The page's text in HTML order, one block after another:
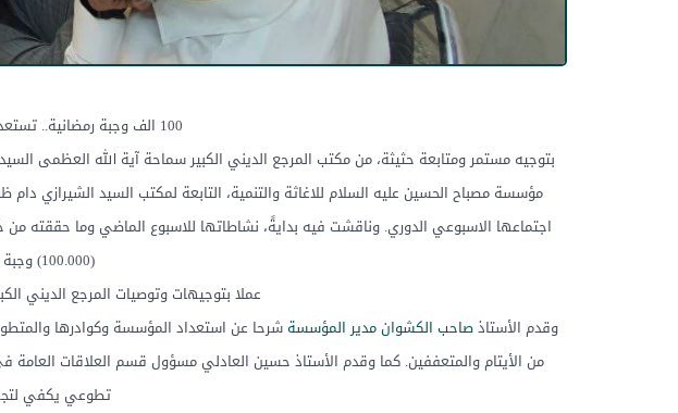
100 الف وجبة رمضانية.. تستعد لتجهيزها
بتوجيه مستمر ومتابعة حثيثة، من مكتب المرجع الديني الكبير سماحة آية الله العظمى
مؤسسة مصباح الحسين عليه السلام للاغاثة والتنمية، التابعة لمكتب السيد
اجتماعها الاسبوعي الدوري. وناقشت فيه بدايةً، نشاطاتها للاسبوع الماضي وما
(100.000) وجبة رمضانية، في رمضان العظيم هذا.
عملا بتوجيهات وتوصيات المرجع الديني
وقدم الأستاذصاحب الكشوان مدير المؤسسة شرحا عن استعداد المؤسسة وكوادرها
من الأيتام والمتعففين. كما وقدم الأستاذ حسين العادلي مسؤول قسم العلاقات
تطوعي يكفي